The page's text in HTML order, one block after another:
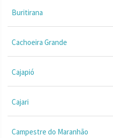
Buritirana
Cachoeira Grande
Cajapió
Cajari
Campestre do Maranhão